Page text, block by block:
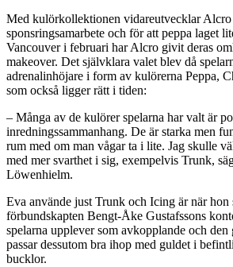
Med kulörkollektionen vidareutvecklar
sponsringsamarbete och för att peppa laget
Vancouver i februari har Alcro givit deras
makeover. Det självklara valet blev då
adrenalinhöjare i form av kulörerna Peppa,
som också ligger rätt i tiden:
– Många av de kulörer spelarna har valt är
inredningssammanhang. De är starka men
rum med om man vågar ta i lite. Jag skulle
med mer svarthet i sig, exempelvis Trunk,
Löwenhielm.
Eva använde just Trunk och Icing är när
förbundskapten Bengt-Åke Gustafssons
spelarna upplever som avkopplande och
passar dessutom bra ihop med guldet i
bucklor.